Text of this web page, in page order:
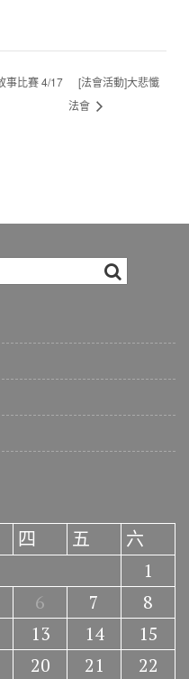
事比賽 4/17
[法會活動]大悲懺
法會
四 五
六
1
6 7
8
13 14
15
20 21
22